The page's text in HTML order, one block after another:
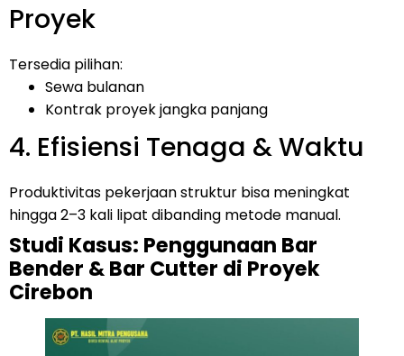
Proyek
Tersedia pilihan:
Sewa bulanan
Kontrak proyek jangka panjang
4. Efisiensi Tenaga & Waktu
Produktivitas pekerjaan struktur bisa meningkat
hingga 2–3 kali lipat dibanding metode manual.
Studi Kasus: Penggunaan Bar
Bender & Bar Cutter di Proyek
Cirebon